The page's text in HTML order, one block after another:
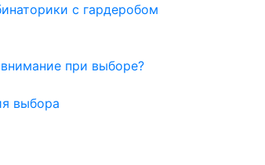
с гардеробом
при выборе?
выбора